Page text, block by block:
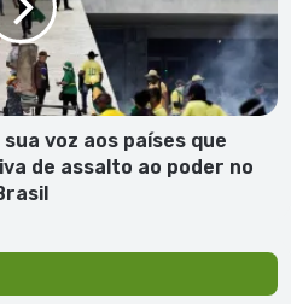
voz aos países que
de assalto ao poder no